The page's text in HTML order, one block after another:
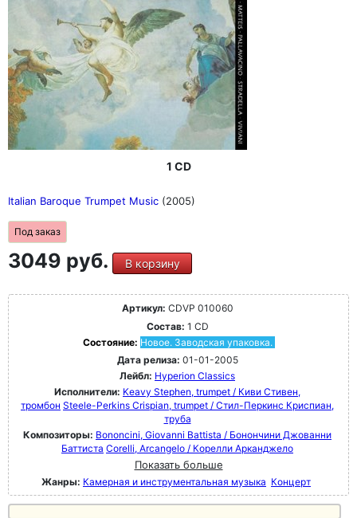
1 CD
Italian Baroque Trumpet Music (2005)
Под заказ
3049 руб. В корзину
Артикул: CDVP 010060
Состав: 1 CD
Состояние: Новое. Заводская упаковка.
Дата релиза: 01-01-2005
Лейбл: Hyperion Classics
Исполнители: Keavy Stephen, trumpet / Киви Стивен,
тромбон Steele-Perkins Crispian, trumpet / Стил-Перкинс Криспиан,
труба
Композиторы: Bononcini, Giovanni Battista / Бонончини Джованни
Баттиста Corelli, Arcangelo / Корелли Арканджело
Показать больше
Жанры: Камерная и инструментальная музыка Концерт